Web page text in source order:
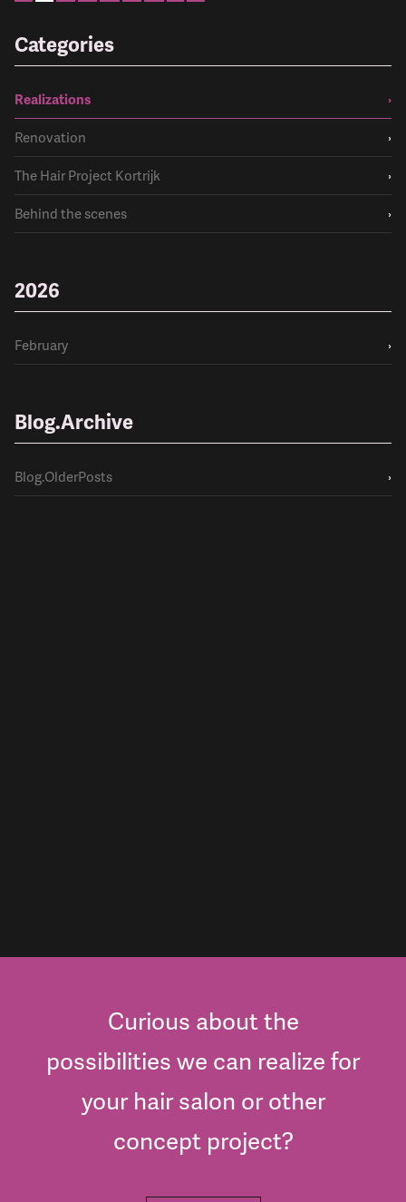
Categories
Realizations
›
Renovation
›
The Hair Project Kortrijk
›
Behind the scenes
›
2026
February ›
Blog.Archive
Blog.OlderPosts ›
Curious about the
possibilities we can realize for
your hair salon or other
concept project?